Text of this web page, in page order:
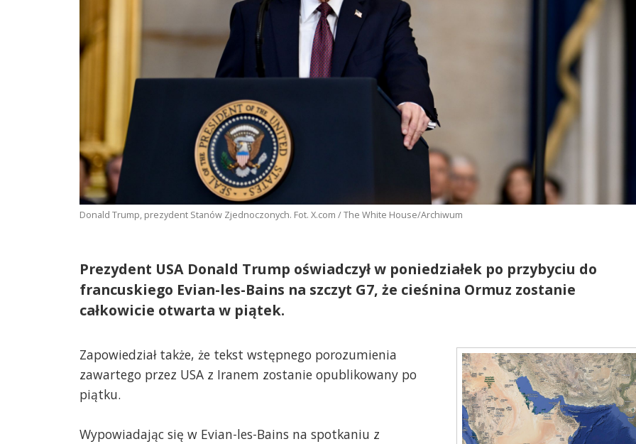
Donald Trump, prezydent Stanów Zjednoczonych. Fot. X.com / The White House/Archiwum
Prezydent USA Donald Trump oświadczył w poniedziałek po przybyciu do
francuskiego Evian-les-Bains na szczyt G7, że cieśnina Ormuz zostanie
całkowicie otwarta w piątek.
Zapowiedział także, że tekst wstępnego porozumienia
zawartego przez USA z Iranem zostanie opublikowany po
piątku.
Wypowiadając się w Evian-les-Bains na spotkaniu z